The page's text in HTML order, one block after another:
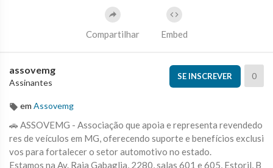
Compartilhar Embed
assovemg
Assinantes
SE INSCREVER 0
em Assovemg
🚗 ASSOVEMG - Associação que apoia e representa revendedo
res de veículos em MG, oferecendo suporte e benefícios exclusi
vos para fortalecer o setor automotivo no estado.
Estamos na Av. Raja Gabaglia, 2280, salas 601 e 605, Estoril, B